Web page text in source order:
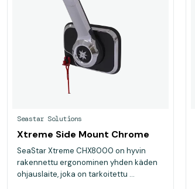
Seastar Solutions
Xtreme Side Mount Chrome
SeaStar Xtreme CHX8000 on hyvin
rakennettu ergonominen yhden käden
ohjauslaite, joka on tarkoitettu ...